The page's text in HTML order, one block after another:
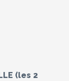
(les 2